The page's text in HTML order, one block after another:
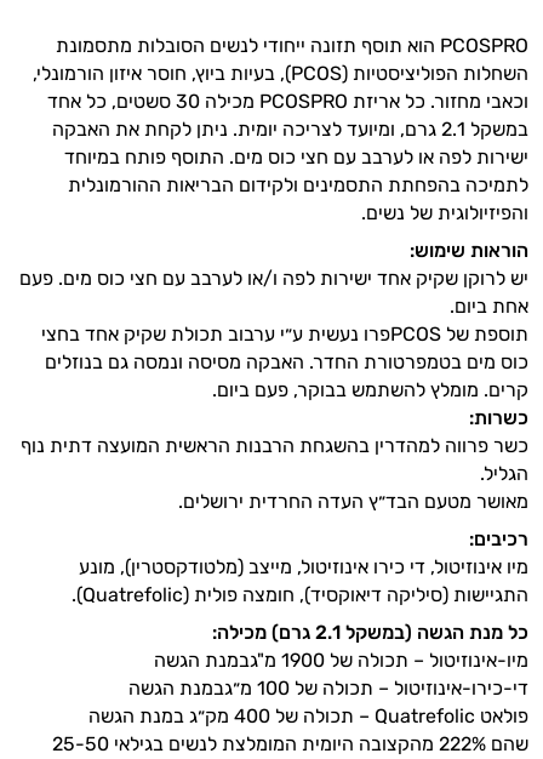
PCOSPRO הוא תוסף תזונה ייחודי לנשים הסובלות מתסמונת
השחלות הפוליציסטיות (PCOS), בעיות ביוץ, חוסר איזון הורמונלי,
וכאבי מחזור. כל אריזת PCOSPRO מכילה 30 סשטים, כל אחד
במשקל 2.1 גרם, ומיועד לצריכה יומית. ניתן לקחת את האבקה
ישירות לפה או לערבב עם חצי כוס מים. התוסף פותח במיוחד
לתמיכה בהפחתת התסמינים ולקידום הבריאות ההורמונלית
והפיזיולוגית של נשים.
הוראות שימוש:
יש לרוקן שקיק אחד ישירות לפה ו/או לערבב עם חצי כוס מים. פעם
אחת ביום.
תוספת של PCOSפרו נעשית ע״י ערבוב תכולת שקיק אחד בחצי
כוס מים בטמפרטורת החדר. האבקה מסיסה ונמסה גם בנוזלים
קרים. מומלץ להשתמש בבוקר, פעם ביום.
כשרות:
כשר פרווה למהדרין בהשגחת הרבנות הראשית המועצה דתית נוף
הגליל.
מאושר מטעם הבד״ץ העדה החרדית ירושלים.
רכיבים:
מיו אינוזיטול, די כירו אינוזיטול, מייצב (מלטודקסטרין), מונע
התגיישות (סיליקה דיאוקסיד), חומצה פולית (Quatrefolic).
כל מנת הגשה (במשקל 2.1 גרם) מכילה:
מיו-אינוזיטול – תכולה של 1900 מ"גבמנת הגשה
די-כירו-אינוזיטול – תכולה של 100 מ״גבמנת הגשה
פולאט Quatrefolic – תכולה של 400 מק״ג במנת הגשה
שהם 222% מהקצובה היומית המומלצת לנשים בגילאי 25-50